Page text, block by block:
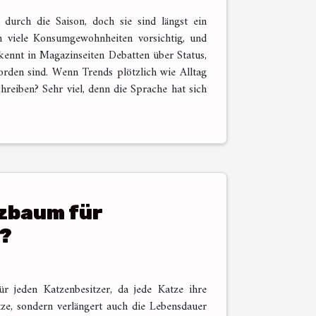
die Saison, doch sie sind längst ein
Konsumgewohnheiten vorsichtig, und
in Magazinseiten Debatten über Status,
sind. Wenn Trends plötzlich wie Alltag
Sehr viel, denn die Sprache hat sich
für
jeden Katzenbesitzer, da jede Katze ihre
sondern verlängert auch die Lebensdauer